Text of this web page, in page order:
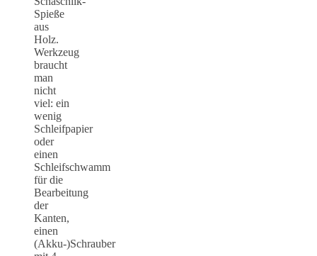
Spieße
aus
Holz.
Werkzeug
braucht
man
nicht
viel: ein
wenig
Schleifpapier
oder
einen
Schleifschwamm
für die
Bearbeitung
der
Kanten,
einen
(Akku-)Schrauber